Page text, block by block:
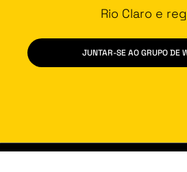
Rio Claro e
JUNTAR-SE AO GRUPO DE